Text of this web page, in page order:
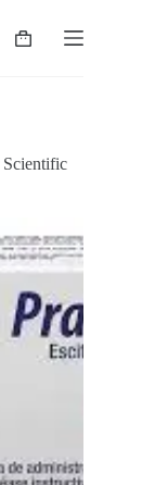
Shopping
Scientific